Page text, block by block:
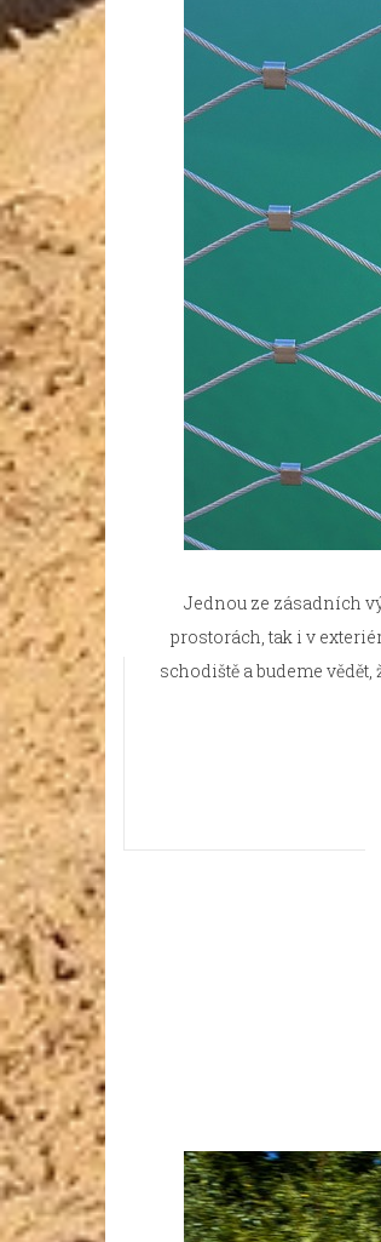
Jednou ze zásadních
prostorách, tak i v
schodiště a budeme